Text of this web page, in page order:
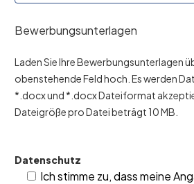
Bewerbungsunterlagen
Laden Sie Ihre Bewerbungsunterlagen
obenstehende Feld hoch. Es werden
*.docx und *.docx Dateiformat
Dateigröße pro Datei beträgt 10 MB.
Datenschutz
Ich stimme zu, dass meine